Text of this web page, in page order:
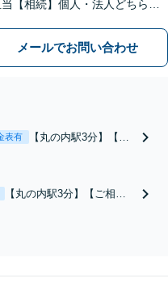
【相続】個人・法人どちらの
に納得する解決を目指します
問題】他士業と連携し多角的な
メールでお問い合わせ
表有
【丸の内駅3分】【弁
考えた解決策をご提
【丸の内駅3分】【ご相談
継、遺言書作成、家族信託